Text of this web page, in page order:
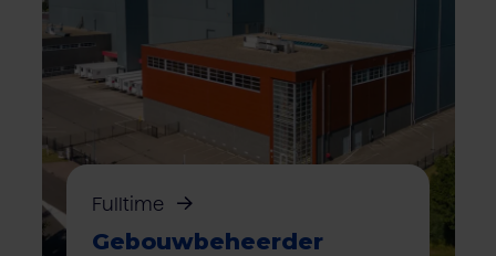
Fulltime
Gebouw­beheerder